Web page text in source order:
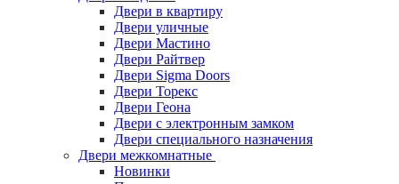
Двери в квартиру
Двери уличные
Двери Мастино
Двери Райтвер
Двери Sigma Doors
Двери Торекс
Двери Геона
Двери с электронным замком
Двери специального назначения
Двери межкомнатные
Новинки